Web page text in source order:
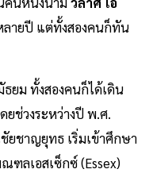
ลายปี แต่ทั้งสองคนก็ทัน
ธยม ทั้งสองคนก็ได้เดิน
ยช่วงระหว่างปี พ.ศ.
ยชาญยุทธ เริ่มเข้าศึกษา
ฑลเอสเซ็กซ์ (Essex)